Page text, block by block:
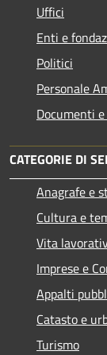
Uffici
Enti e
Politici
Personale
Documenti
CATEGORIE DI
Anagrafe e
Cultura e
Vita
Imprese e
Appalti
Catasto e
Turismo